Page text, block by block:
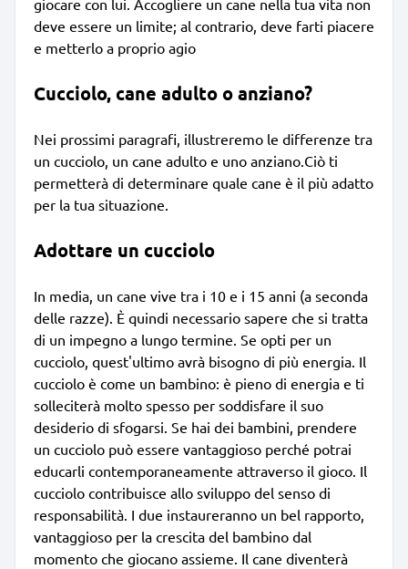
deve essere un limite; al contrario, deve farti piacere
e metterlo a proprio agio
Cucciolo, cane adulto o anziano?
Nei prossimi paragrafi, illustreremo le differenze tra
un cucciolo, un cane adulto e uno anziano.Ciò ti
permetterà di determinare quale cane è il più adatto
per la tua situazione.
Adottare un cucciolo
In media, un cane vive tra i 10 e i 15 anni (a seconda
delle razze). È quindi necessario sapere che si tratta
di un impegno a lungo termine. Se opti per un
cucciolo, quest'ultimo avrà bisogno di più energia. Il
cucciolo è come un bambino: è pieno di energia e ti
solleciterà molto spesso per soddisfare il suo
desiderio di sfogarsi. Se hai dei bambini, prendere
un cucciolo può essere vantaggioso perché potrai
educarli contemporaneamente attraverso il gioco. Il
cucciolo contribuisce allo sviluppo del senso di
responsabilità. I due instaureranno un bel rapporto,
vantaggioso per la crescita del bambino dal
momento che giocano assieme. Il cane diventerà